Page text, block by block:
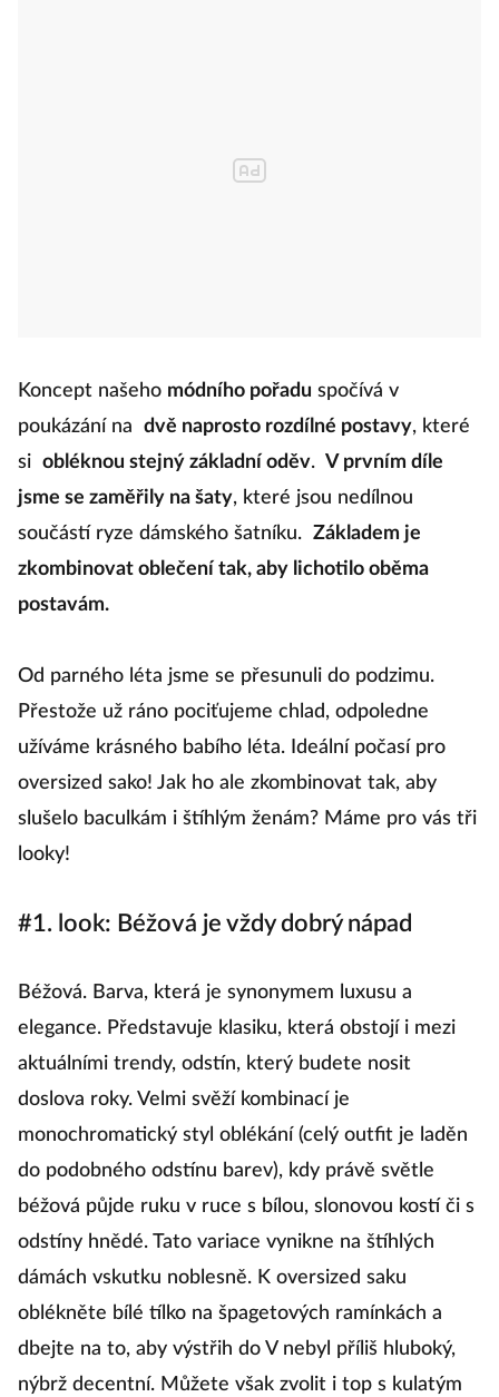
Koncept našeho módního pořadu spočívá v
poukázání na
dvě naprosto rozdílné postavy, které
si obléknou stejný základní oděv. V prvním díle
jsme se zaměřily na šaty, které jsou nedílnou
součástí ryze dámského šatníku. Základem je
zkombinovat oblečení tak, aby lichotilo oběma
postavám.
Od parného léta jsme se přesunuli do podzimu.
Přestože už ráno pociťujeme chlad, odpoledne
užíváme krásného babího léta. Ideální počasí pro
oversized sako! Jak ho ale zkombinovat tak, aby
slušelo baculkám i štíhlým ženám? Máme pro vás tři
looky!
#1. look: Béžová je vždy dobrý nápad
Béžová. Barva, která je synonymem luxusu a
elegance. Představuje klasiku, která obstojí i mezi
aktuálními trendy, odstín, který budete nosit
doslova roky. Velmi svěží kombinací je
monochromatický styl oblékání (celý outfit je laděn
do podobného odstínu barev), kdy právě světle
béžová půjde ruku v ruce s bílou, slonovou kostí či s
odstíny hnědé. Tato variace vynikne na štíhlých
dámách vskutku noblesně. K oversized saku
oblékněte bílé tílko na špagetových ramínkách a
dbejte na to, aby výstřih do V nebyl příliš hluboký,
nýbrž decentní. Můžete však zvolit i top s kulatým